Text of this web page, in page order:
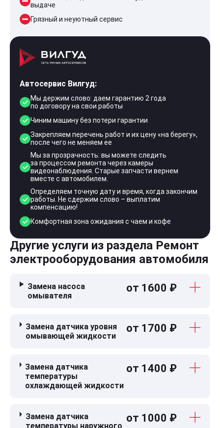
выдаче
Грязный и неуютный сервис
Автосервис Вилгуд:
Мы держим слово: даем гарантию 2 года
по договору на свои работы
Чиним машину без потери гарантии
Закрепляем перечень работ и их цену «на берегу»,
после чего не меняем ее
Мы за прозрачность: вы можете следить
за процессом ремонта через камеры
видеонаблюдения. Старые запчасти вернем
вместе с автомобилем.
Определяем точную дату и время, когда закончим
работы. Не сдержим слово – выплатим
компенсацию!
Комфортная зона ожидания с чаем и кофе
Другие услуги из раздела Ремонт
электрооборудования автомобиля
Замена насоса
омывателя
от 1600 ₽
Замена датчика уровня
омывающей жидкости
от 1700 ₽
Замена датчика
температуры
охлаждающей жидкости
от 1400 ₽
Замена датчика
температуры наружного
от 1000 ₽